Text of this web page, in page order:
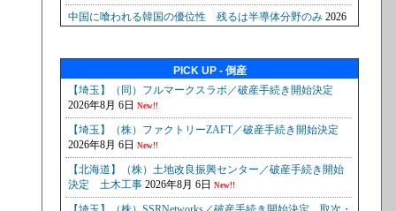
PICK UP - 倒産